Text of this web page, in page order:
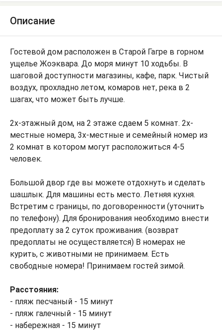
Описание
Гостевой дом расположен в Старой Гагре в горном
ущелье Жоэквара. До моря минут 10 ходьбы. В
шаговой доступности магазины, кафе, парк. Чистый
воздух, прохладно летом, комаров нет, река в 2
шагах, что может быть лучше.
2х-этажный дом, на 2 этаже сдаем 5 комнат. 2х-
местные номера, 3х-местные и семейный номер из
2 комнат в котором могут расположиться 4-5
человек.
Большой двор где вы можете отдохнуть и сделать
шашлык. Для машины есть место. Летняя кухня.
Встретим с границы, по договоренности (уточнить
по телефону). Для бронирования необходимо внести
предоплату за 2 суток проживания. (возврат
предоплаты не осуществляется) В номерах не
курить, с животными не принимаем. Есть
свободные номера! Принимаем гостей зимой.
Расстояния:
- пляж песчаный - 15 минут
- пляж галечный - 15 минут
- набережная - 15 минут